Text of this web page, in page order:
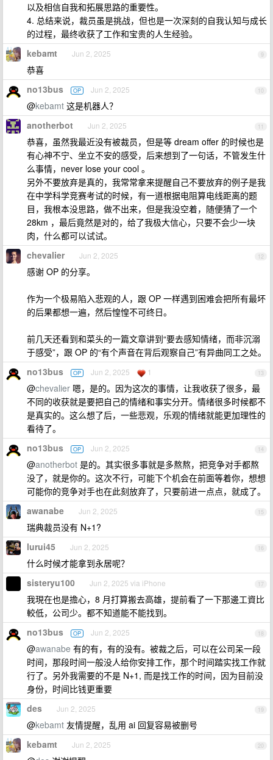
以及相信自我和拓展思路的重要性。
4. 总结来说，裁员虽是挑战，但也是一次深刻的自我认知与成长
的过程，最终收获了工作和宝贵的人生经验。
9
kebamt Jun 2, 2025
恭喜
10
no13bus OP Jun 2, 2025
@kebamt 这是机器人？
11
anotherbot Jun 2, 2025
恭喜，虽然我最近没有被裁员，但是等 dream offer 的时候也是
有心神不宁、坐立不安的感受，后来想到了一句话，不管发生什
么事情，never lose your cool 。
另外不要放弃是真的，我常常拿来提醒自己不要放弃的例子是我
在中学科学竞赛考试的时候，有一道根据电阻算电线距离的题
目，我根本没思路，做不出来，但是我没空着，随便猜了一个
28km ，最后竟然是对的，给了我极大信心，只要不会少一块
肉，什么都可以试试。
12
chevalier Jun 2, 2025
感谢 OP 的分享。
作为一个极易陷入悲观的人，跟 OP 一样遇到困难会把所有最坏
的后果都想一遍，然后惶惶不可终日。
前几天还看到和菜头的一篇文章讲到“要去感知情绪，而非沉溺
于感受”，跟 OP 的“有个声音在背后观察自己”有异曲同工之处。
13
no13bus OP Jun 2, 2025 1
@chevalier 嗯，是的。因为这次的事情，让我收获了很多，最
不同的收获就是要把自己的情绪和事实分开。情绪很多时候都不
是真实的。这么想了后，一些悲观，乐观的情绪就能更加理性的
看待了。
14
no13bus OP Jun 2, 2025
@anotherbot 是的。其实很多事就是多熬熬，把竞争对手都熬
没了，就是你的。这次不行，可能下个机会在前面等着你，想想
可能你的竞争对手也在此刻放弃了，只要前进一点点，就成了。
15
awanabe Jun 2, 2025
瑞典裁员没有 N+1?
16
lurui45 Jun 2, 2025
什么时候才能拿到永居呢？
17
sisteryu100 Jun 2, 2025 via iPhone
我現在也是擔心，8 月打算搬去高雄，提前看了一下那邊工資比
較低，公司少。都不知道能不能找到。
18
no13bus OP Jun 2, 2025
@awanabe 有的有，有的没有。被裁之后，可以在公司呆一段
时间，那段时间一般没人给你安排工作，那个时间踏实找工作就
行了。另外我需要的不是 N+1, 而是找工作的时间，因为目前没
身份，时间比钱更重要
19
des Jun 2, 2025
@kebamt 友情提醒，乱用 ai 回复容易被删号
20
kebamt Jun 2, 2025